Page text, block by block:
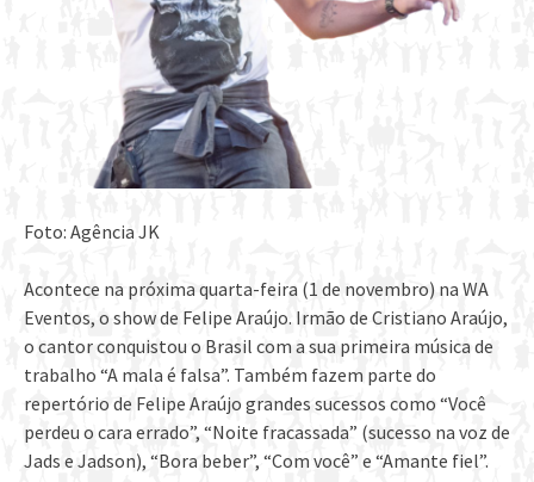
Foto: Agência JK
Acontece na próxima quarta-feira (1 de novembro) na WA
Eventos, o show de Felipe Araújo. Irmão de Cristiano Araújo,
o cantor conquistou o Brasil com a sua primeira música de
trabalho “A mala é falsa”. Também fazem parte do
repertório de Felipe Araújo grandes sucessos como “Você
perdeu o cara errado”, “Noite fracassada” (sucesso na voz de
Jads e Jadson), “Bora beber”, “Com você” e “Amante fiel”.